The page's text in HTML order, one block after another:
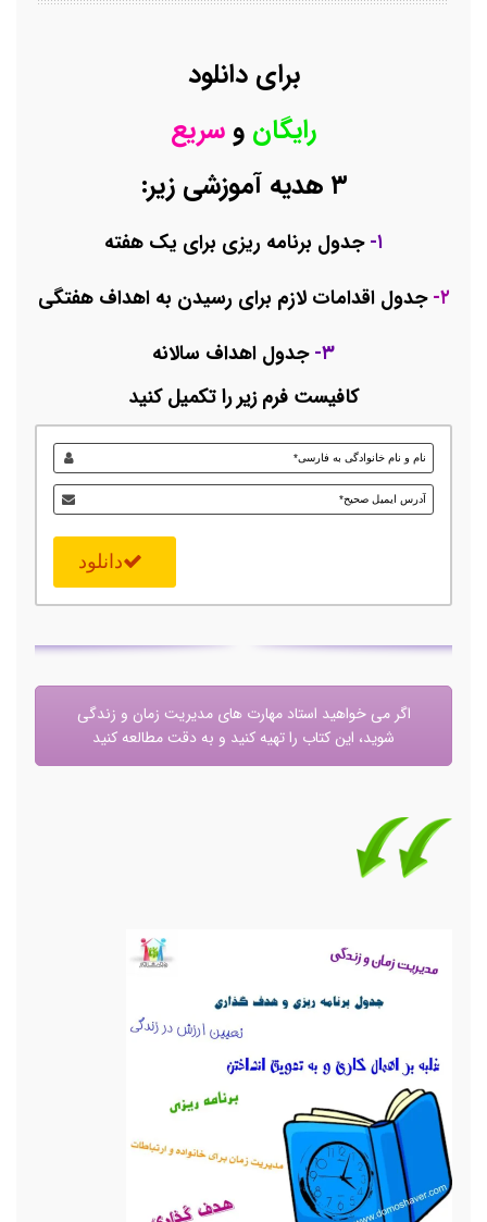
برای دانلود
رایگان و سریع
۳ هدیه آموزشی زیر:
۱- جدول برنامه ریزی برای یک هفته
۲- جدول اقدامات لازم برای رسیدن به اهداف هفتگی
۳- جدول اهداف سالانه
کافیست فرم زیر را تکمیل کنید
دانلود
اگر می خواهید استاد مهارت های مدیریت زمان و زندگی
شوید، این کتاب را تهیه کنید و به دقت مطالعه کنید